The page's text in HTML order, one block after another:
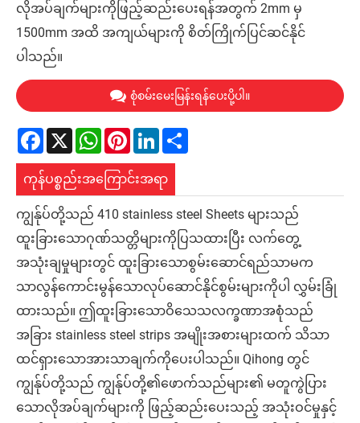
လိုအပ်ချက်များကိုဖြည့်ဆည်းပေးရန်အတွက် 2mm မှ
1500mm အထိ အကျယ်များကို စိတ်ကြိုက်ပြင်ဆင်နိုင်
ပါသည်။
စုံစမ်းမေးမြန်းရန်ပေးပို့ပါ။
Facebook
X WhatsApp
PinterestLinkedIn
ကုန်ပစ္စည်းအကြောင်းအရာ
ကျွန်ုပ်တို့သည် 410 stainless steel Sheets များသည်
ထူးခြားသောဂုဏ်သတ္တိများကိုပြသထားပြီး လက်တွေ့
အသုံးချမှုများတွင် ထူးခြားသောစွမ်းဆောင်ရည်သာမက
သာလွန်ကောင်းမွန်သောလုပ်ဆောင်နိုင်စွမ်းများကိုပါ လွှမ်းခြုံ
ထားသည်။ ဤထူးခြားသောဝိသေသလက္ခဏာအစုံသည်
အခြား stainless steel strips အမျိုးအစားများထက် သိသာ
ထင်ရှားသောအားသာချက်ကိုပေးပါသည်။ Qihong တွင်
ကျွန်ုပ်တို့သည် ကျွန်ုပ်တို့၏ဖောက်သည်များ၏ မတူကွဲပြား
သောလိုအပ်ချက်များကို ဖြည့်ဆည်းပေးသည့် အသုံးဝင်မှုနှင့်